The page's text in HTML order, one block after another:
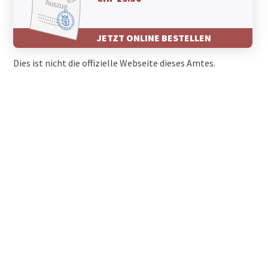
JETZT ONLINE BESTELLEN
Dies ist nicht die offizielle Webseite dieses Amtes.